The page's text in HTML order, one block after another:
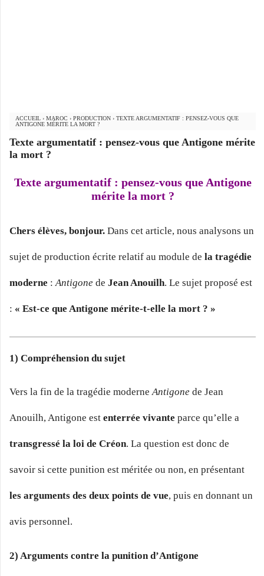
ACCUEIL › MAROC › PRODUCTION › TEXTE ARGUMENTATIF : PENSEZ-VOUS QUE
ANTIGONE MÉRITE LA MORT ?
Texte argumentatif : pensez-vous que Antigone mérite
la mort ?
Texte argumentatif : pensez-vous que Antigone
mérite la mort ?
Chers élèves, bonjour. Dans cet article, nous analysons un
sujet de production écrite relatif au module de la tragédie
moderne : Antigone de Jean Anouilh. Le sujet proposé est
: « Est-ce que Antigone mérite-t-elle la mort ? »
1) Compréhension du sujet
Vers la fin de la tragédie moderneAntigone de Jean
Anouilh, Antigone est enterrée vivante parce qu’elle a
transgressé la loi de Créon. La question est donc de
savoir si cette punition est méritée ou non, en présentant
les arguments des deux points de vue, puis en donnant un
avis personnel.
2) Arguments contre la punition d’Antigone